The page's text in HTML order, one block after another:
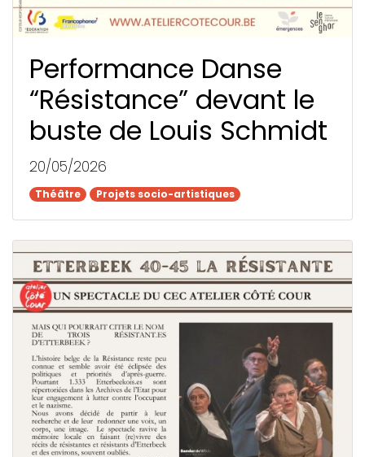
Théâtre Projets socio-artistiques
Performance Danse
“Résistance” devant le
buste de Louis Schmidt
20/05/2026
Théâtre Projets socio-artistiques